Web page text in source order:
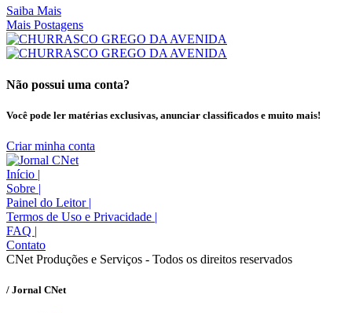
Saiba Mais
Mais Postagens
Não possui uma conta?
Você pode ler matérias exclusivas, anunciar classificados e muito mais!
Criar minha conta
Início |
Sobre |
Painel do Leitor |
Termos de Uso e Privacidade |
FAQ |
Contato
CNet Produções e Serviços - Todos os direitos reservados
/ Jornal CNet